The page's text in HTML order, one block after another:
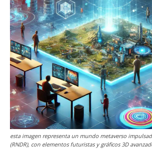
esta imagen representa un mundo metaverso
(RNDR), con elementos futuristas y gráficos 3D